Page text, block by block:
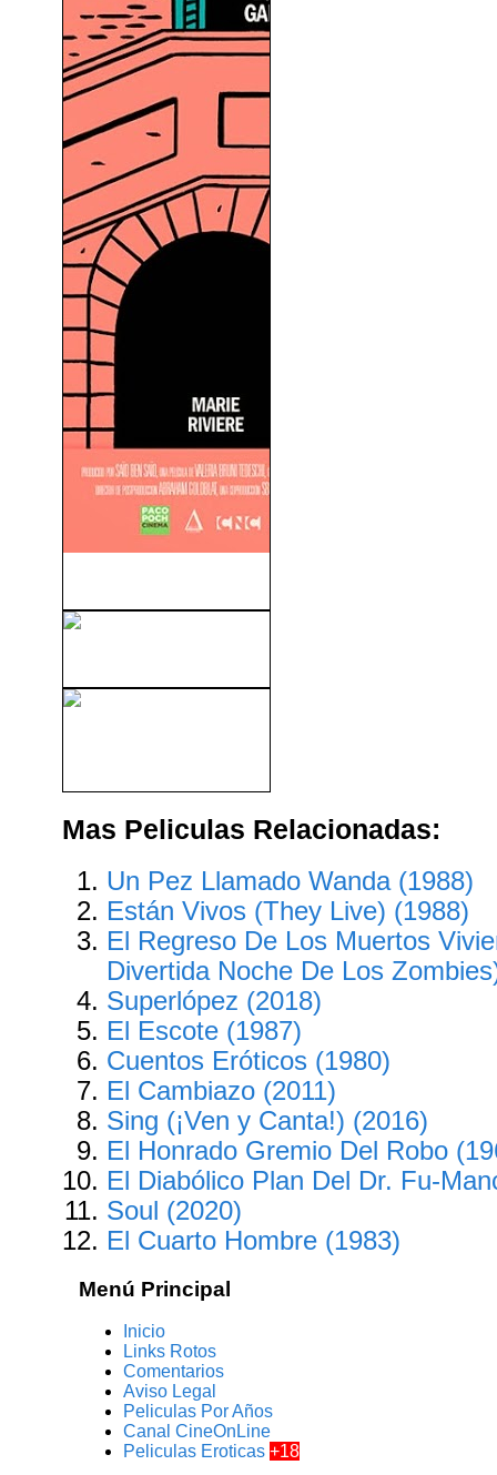
Mas Peliculas Relacionadas:
Un Pez Llamado Wanda (1988)
Están Vivos (They Live) (1988)
El Regreso De Los Muertos
Divertida Noche De Los
Superlópez (2018)
El Escote (1987)
Cuentos Eróticos (1980)
El Cambiazo (2011)
Sing (¡Ven y Canta!) (2016)
El Honrado Gremio Del Robo
El Diabólico Plan Del Dr. Fu-
Soul (2020)
El Cuarto Hombre (1983)
Menú Principal
Inicio
Links Rotos
Comentarios
Aviso Legal
Peliculas Por Años
Canal CineOnLine
Peliculas Eroticas+18